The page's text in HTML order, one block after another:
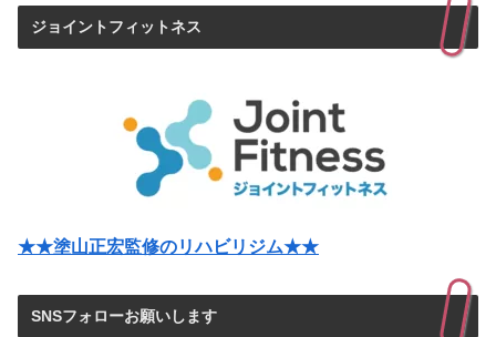
ジョイントフィットネス
★★塗山正宏監修のリハビリジム★★
SNSフォローお願いします